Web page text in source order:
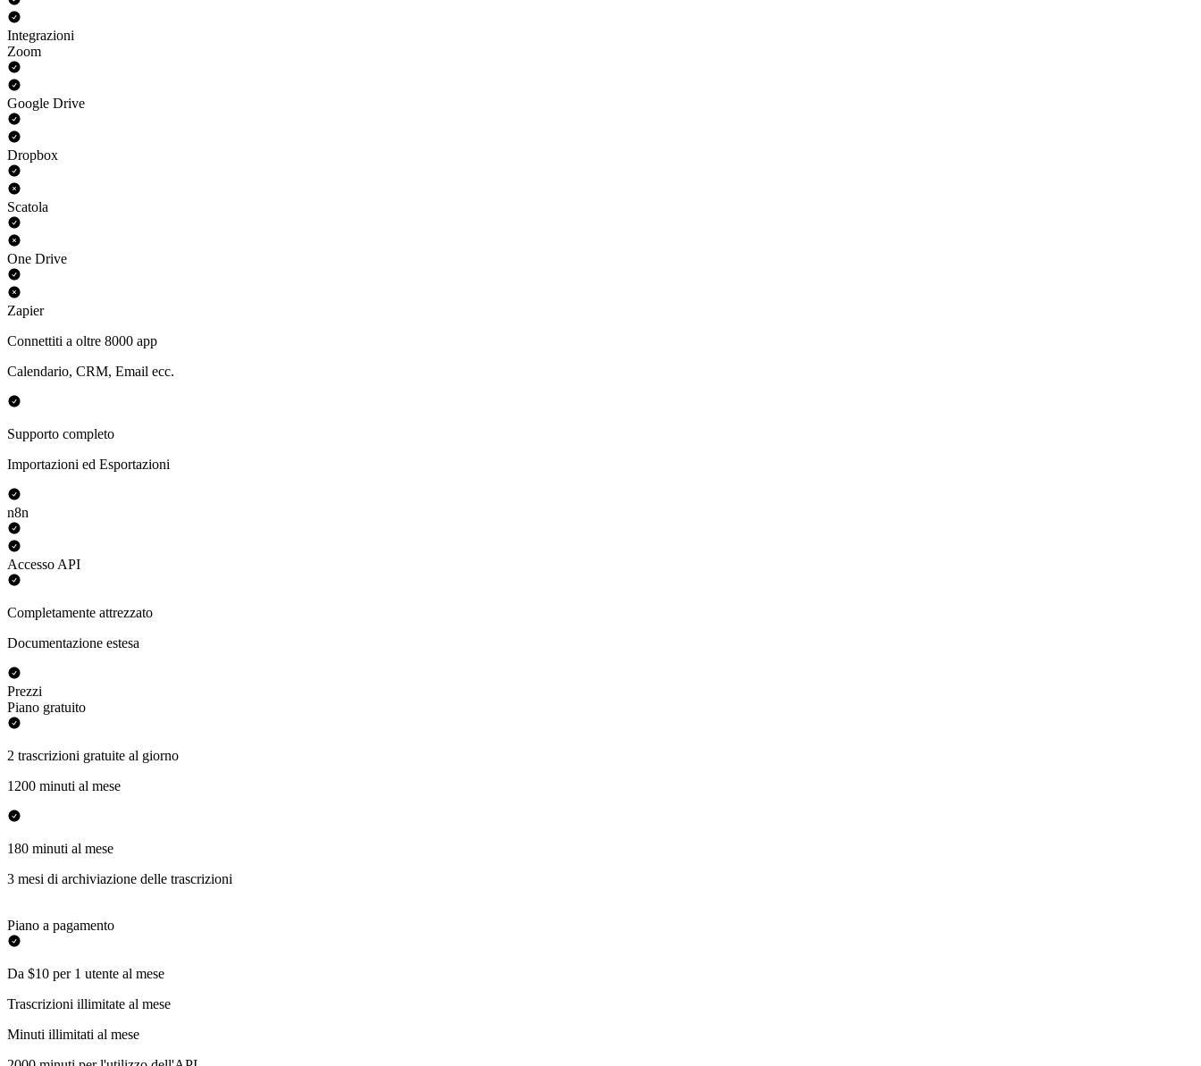
Integrazioni
Zoom
Google Drive
Dropbox
Scatola
One Drive
Zapier
Connettiti a oltre 8000 app
Calendario, CRM, Email ecc.
Supporto completo
Importazioni ed Esportazioni
n8n
Accesso API
Completamente attrezzato
Documentazione estesa
Prezzi
Piano gratuito
2 trascrizioni gratuite al giorno
1200 minuti al mese
180 minuti al mese
3 mesi di archiviazione delle trascrizioni
Piano a pagamento
Da $10 per 1 utente al mese
Trascrizioni illimitate al mese
Minuti illimitati al mese